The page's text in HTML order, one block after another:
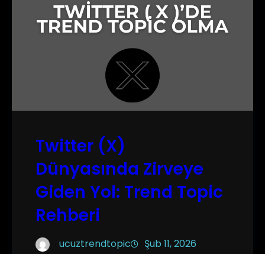
Twitter (X)
Dünyasında Zirveye
Giden Yol: Trend Topic
Rehberi
ucuztrendtopic Şub 11, 2026